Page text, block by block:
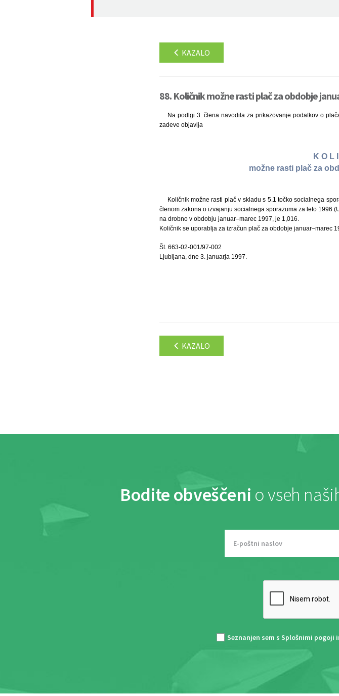
KAZALO
88. Količnik možne rasti plač za obdobje
Na podlgi 3. člena navodila za prikazovanje podatkov o
zadeve objavlja
K O L
možne rasti plač za
Količnik možne rasti plač v skladu s 5.1 točko socialnega
členom zakona o izvajanju socialnega sporazuma za leto 1996
na drobno v obdobju januar–marec 1997, je 1,016.
Količnik se uporablja za izračun plač za obdobje januar–marec
Št. 663-02-001/97-002
Ljubljana, dne 3. januarja 1997.
KAZALO
Bodite obveščeni o vseh
Seznanjen sem s Splošnimi pogoji